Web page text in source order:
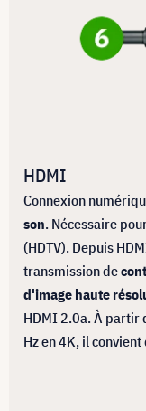
HDMI
Connexion
son. Nécessaire
(HDTV). Depuis
transmission de
d'image haute
HDMI 2.0a. À partir
Hz en 4K, il